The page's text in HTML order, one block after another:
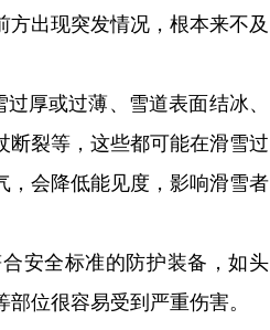
出现突发情况，根本来不及
厚或过薄、雪道表面结冰、
断裂等，这些都可能在滑雪过
，会降低能见度，影响滑雪者
安全标准的防护装备，如头
位很容易受到严重伤害。